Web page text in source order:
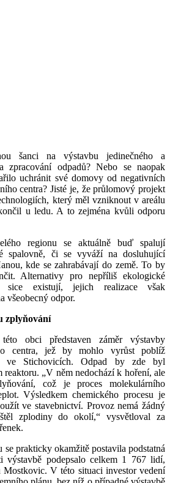
šanci na výstavbu jedinečného a
zpracování odpadů? Nebo se naopak
uchránit své domovy od negativních
centra? Jisté je, že průlomový projekt
který měl vzniknout v areálu
u ledu. A to zejména kvůli odporu
regionu se aktuálně buď spalují
spalovně, či se vyváží na dosluhující
kde se zahrabávají do země. To by
Alternativy pro nepříliš ekologické
sice existují, jejich realizace však
všeobecný odpor.
zplyňování
obci představen záměr výstavby
centra, jež by mohlo vyrůst poblíž
ve Stichovicích. Odpad by zde byl
reaktoru. „V něm nedochází k hoření, ale
což je proces molekulárního
Výsledkem chemického procesu je
ve stavebnictví. Provoz nemá žádný
zplodiny do okolí,“ vysvětloval za
se prakticky okamžitě postavila podstatná
výstavbě podepsalo celkem 1 767 lidí,
V této situaci investor vedení